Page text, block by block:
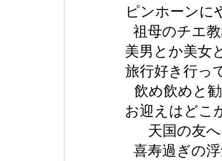
ピンホーンに
祖母のチエ
美男とか美女
旅行好き行っ
飲め飲めと
お迎えはどこ
天国の友
喜寿過ぎの